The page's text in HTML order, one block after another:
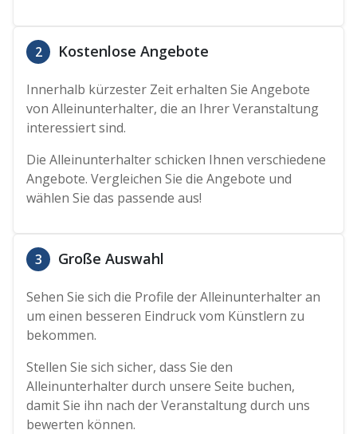
2 Kostenlose Angebote
Innerhalb kürzester Zeit erhalten Sie Angebote
von Alleinunterhalter, die an Ihrer Veranstaltung
interessiert sind.
Die Alleinunterhalter schicken Ihnen verschiedene
Angebote. Vergleichen Sie die Angebote und
wählen Sie das passende aus!
3 Große Auswahl
Sehen Sie sich die Profile der Alleinunterhalter an
um einen besseren Eindruck vom Künstlern zu
bekommen.
Stellen Sie sich sicher, dass Sie den
Alleinunterhalter durch unsere Seite buchen,
damit Sie ihn nach der Veranstaltung durch uns
bewerten können.